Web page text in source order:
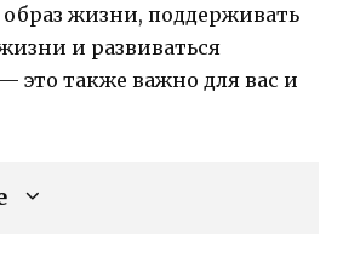
жизни, поддерживать
и развиваться
это также важно для вас и